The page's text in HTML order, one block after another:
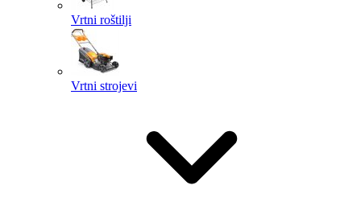
Vrtni roštilji
Vrtni strojevi